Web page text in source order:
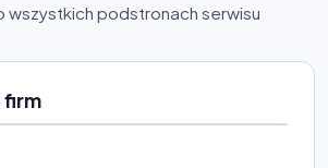
wszystkich podstronach serwisu
firm